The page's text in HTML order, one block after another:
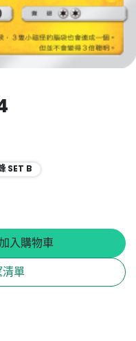
SET B
入購物車
單